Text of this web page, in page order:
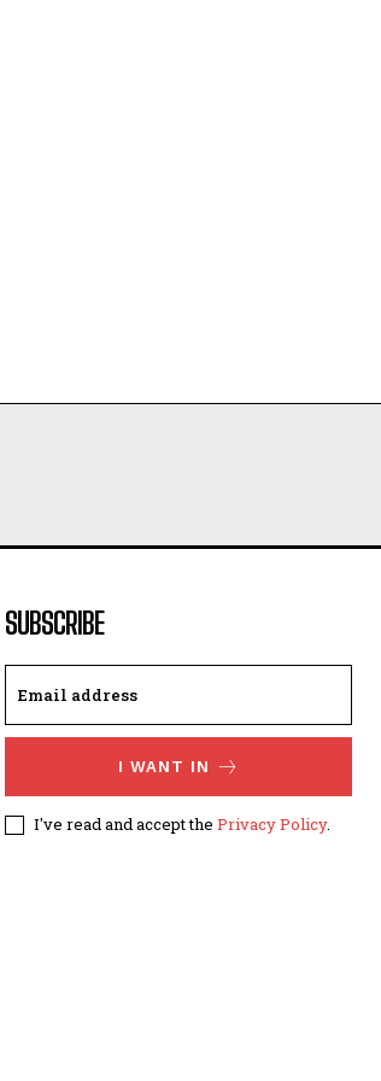
SUBSCRIBE
I WANT IN
I've read and accept the Privacy Policy.